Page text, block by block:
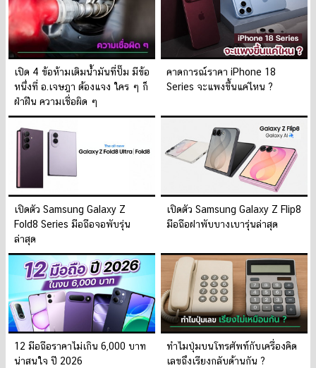
เปิด 4 ข้อห้ามเติมน้ำมันที่ปั๊ม มีข้อ
หนึ่งที่ อ.เจษฎา ต้องแจง ใคร ๆ ก็
ฝ่าฝืน ความเชื่อผิด ๆ
คาดการณ์ราคา iPhone 18
Series จะแพงขึ้นแค่ไหน ?
เปิดตัว Samsung Galaxy Z
Fold8 Series มือถือจอพับรุ่น
ล่าสุด
เปิดตัว Samsung Galaxy Z Flip8
มือถือฝาพับบางเบารุ่นล่าสุด
12 มือถือราคาไม่เกิน 6,000 บาท
น่าสนใจ ปี 2026
ทำไมปุ่มบนโทรศัพท์กับเครื่องคิด
เลขถึงเรียงกลับด้านกัน ?